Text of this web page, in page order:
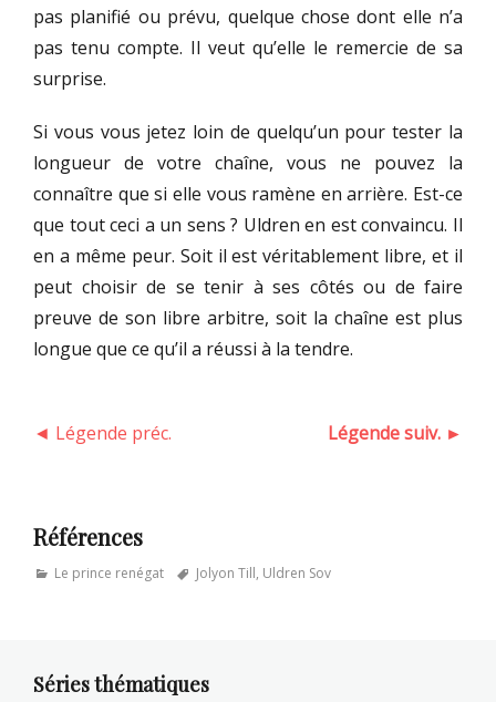
pas planifié ou prévu, quelque chose dont elle n’a
pas tenu compte. Il veut qu’elle le remercie de sa
surprise.
Si vous vous jetez loin de quelqu’un pour tester la
longueur de votre chaîne, vous ne pouvez la
connaître que si elle vous ramène en arrière. Est-ce
que tout ceci a un sens ? Uldren en est convaincu. Il
en a même peur. Soit il est véritablement libre, et il
peut choisir de se tenir à ses côtés ou de faire
preuve de son libre arbitre, soit la chaîne est plus
longue que ce qu’il a réussi à la tendre.
◄ Légende préc. Légende suiv. ►
Références
Categories
Le prince renégat TagsJolyon Till, Uldren Sov
Séries thématiques